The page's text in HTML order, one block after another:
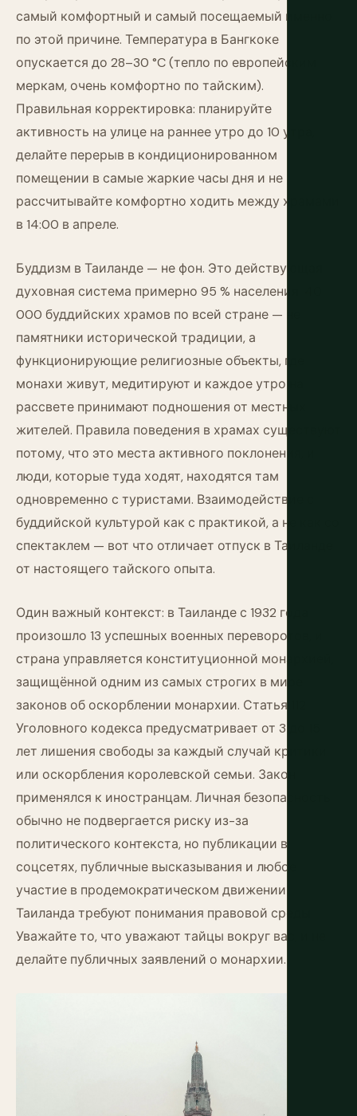
самый комфортный и самый посещаемый именно
по этой причине. Температура в Бангкоке
опускается до 28–30 °C (тепло по европейским
меркам, очень комфортно по тайским).
Правильная корректировка: планируйте
активность на улице на раннее утро до 10 утра,
делайте перерыв в кондиционированном
помещении в самые жаркие часы дня и не
рассчитывайте комфортно ходить между храмами
в 14:00 в апреле.
Буддизм в Таиланде — не фон. Это действующая
духовная система примерно 95 % населения. 40
000 буддийских храмов по всей стране — не
памятники исторической традиции, а
функционирующие религиозные объекты, где
монахи живут, медитируют и каждое утро на
рассвете принимают подношения от местных
жителей. Правила поведения в храмах существуют
потому, что это места активного поклонения, и
люди, которые туда ходят, находятся там
одновременно с туристами. Взаимодействие с
буддийской культурой как с практикой, а не как со
спектаклем — вот что отличает отпуск в Таиланде
от настоящего тайского опыта.
Один важный контекст: в Таиланде с 1932 года
произошло 13 успешных военных переворотов, и
страна управляется конституционной монархией,
защищённой одним из самых строгих в мире
законов об оскорблении монархии. Статья 112
Уголовного кодекса предусматривает от 3 до 15
лет лишения свободы за каждый случай критики
или оскорбления королевской семьи. Закон
применялся к иностранцам. Личная безопасность
обычно не подвергается риску из-за
политического контекста, но публикации в
соцсетях, публичные высказывания и любое
участие в продемократическом движении
Таиланда требуют понимания правовой среды.
Уважайте то, что уважают тайцы вокруг вас, и не
делайте публичных заявлений о монархии.